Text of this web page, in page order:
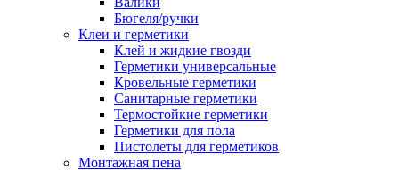
Бюгеля/ручки
Клеи и герметики
Клей и жидкие гвозди
Герметики универсальные
Кровельные герметики
Санитарные герметики
Термостойкие герметики
Герметики для пола
Пистолеты для герметиков
Монтажная пена